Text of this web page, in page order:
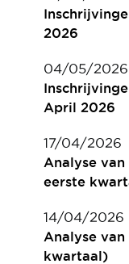
2026
04/05/2026
April 2026
17/04/2026
Analyse
eerste
14/04/2026
Analyse
kwartaal)